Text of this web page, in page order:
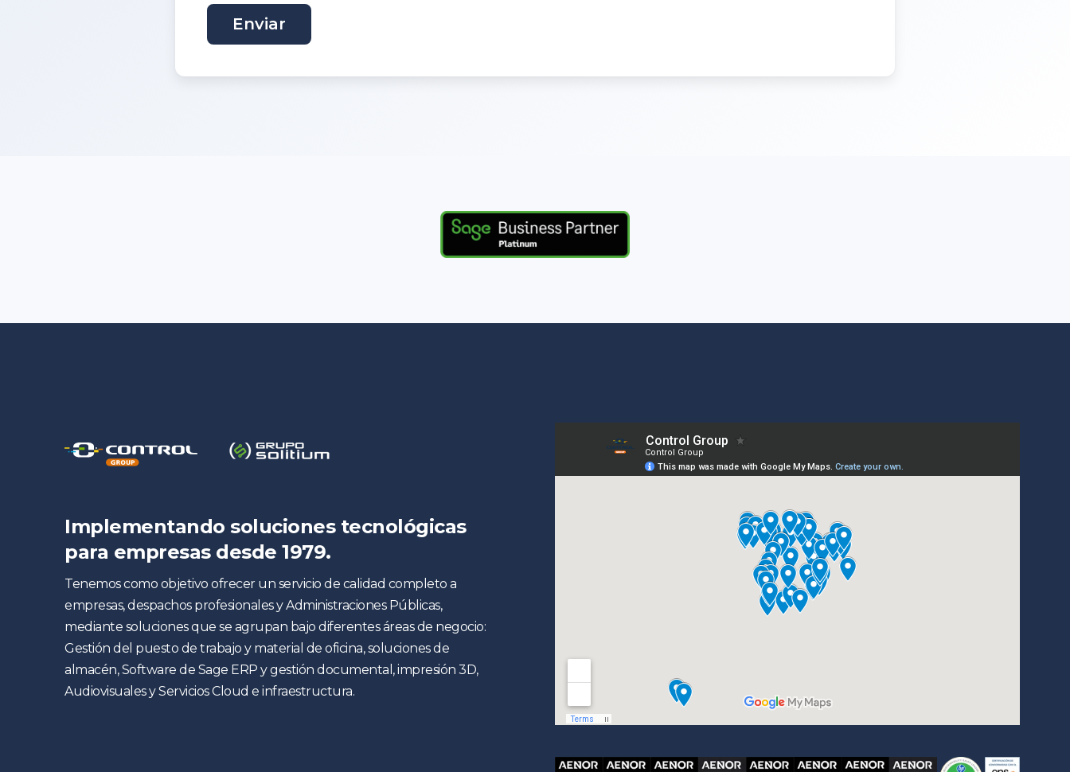
Implementando soluciones tecnológicas
para empresas desde 1979.
Tenemos como objetivo ofrecer un servicio de calidad completo a
empresas, despachos profesionales y Administraciones Públicas,
mediante soluciones que se agrupan bajo diferentes áreas de negocio:
Gestión del puesto de trabajo y material de oficina, soluciones de
almacén, Software de Sage ERP y gestión documental, impresión 3D,
Audiovisuales y Servicios Cloud e infraestructura.